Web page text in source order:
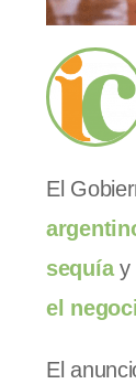
El
sequíay
el
El